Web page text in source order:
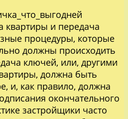
квартиры и передача
процедуры, которые
должны происходить
ключей, или, другими
должна быть
и, как правило, должна
окончательного
застройщики часто